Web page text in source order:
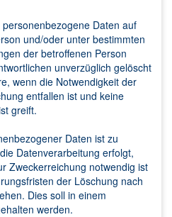
Daten auf
und/oder unter bestimmten
der betroffenen Person
unverzüglich gelöscht
wenn die Notwendigkeit der
entfallen ist und keine
greift.
Daten ist zu
Datenverarbeitung erfolgt,
Zweckerreichung notwendig ist
der Löschung nach
Dies soll in einem
werden.